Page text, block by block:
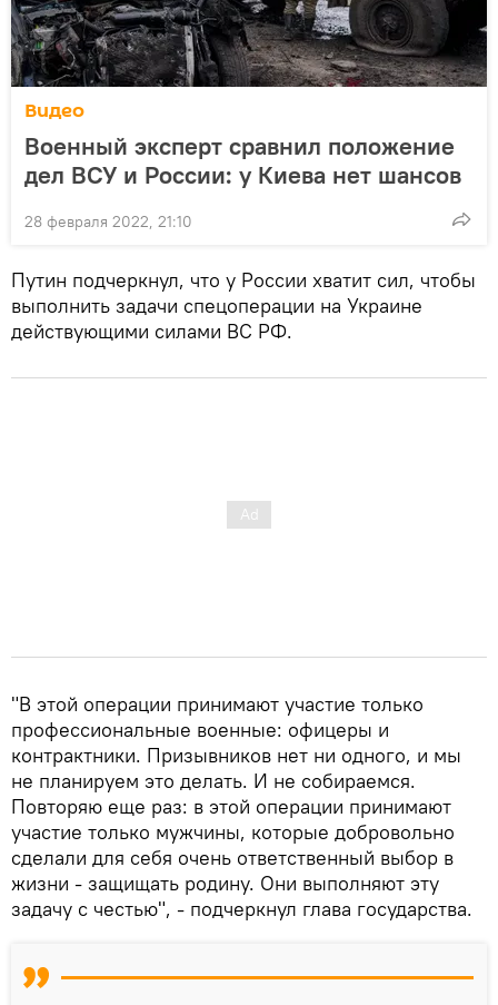
Видео
Военный эксперт сравнил положение
дел ВСУ и России: у Киева нет шансов
28 февраля 2022, 21:10
Путин подчеркнул, что у России хватит сил, чтобы
выполнить задачи спецоперации на Украине
действующими силами ВС РФ.
"В этой операции принимают участие только
профессиональные военные: офицеры и
контрактники. Призывников нет ни одного, и мы
не планируем это делать. И не собираемся.
Повторяю еще раз: в этой операции принимают
участие только мужчины, которые добровольно
сделали для себя очень ответственный выбор в
жизни - защищать родину. Они выполняют эту
задачу с честью", - подчеркнул глава государства.